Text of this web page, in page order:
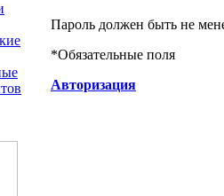
Пароль должен быть не
*Обязательные поля
Авторизация